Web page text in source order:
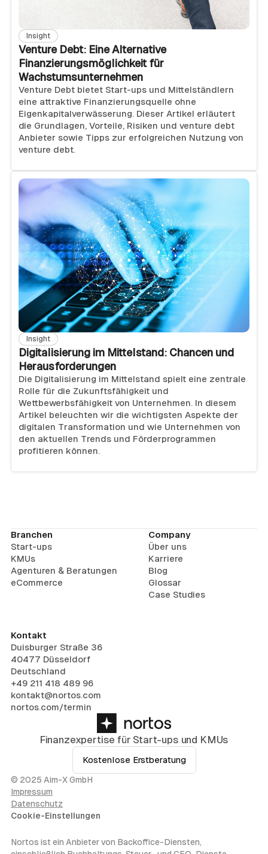
Insight
Venture Debt: Eine Alternative
Finanzierungsmöglichkeit für
Wachstumsunternehmen
Venture Debt bietet Start-ups und Mittelständlern
eine attraktive Finanzierungsquelle ohne
Eigenkapitalverwässerung. Dieser Artikel erläutert
die Grundlagen, Vorteile, Risiken und venture debt
Anbieter sowie Tipps zur erfolgreichen Nutzung von
venture debt.
Insight
Digitalisierung im Mittelstand: Chancen und
Herausforderungen
Die Digitalisierung im Mittelstand spielt eine zentrale
Rolle für die Zukunftsfähigkeit und
Wettbewerbsfähigkeit von Unternehmen. In diesem
Artikel beleuchten wir die wichtigsten Aspekte der
digitalen Transformation und wie Unternehmen von
den aktuellen Trends und Förderprogrammen
profitieren können.
Finanzexpertise für Start-ups und KMUs
Kostenlose Erstberatung
Branchen
Start-ups
KMUs
Agenturen & Beratungen
eCommerce
Company
Über uns
Karriere
Blog
Glossar
Case Studies
Kontakt
Duisburger Straße 36
40477 Düsseldorf
Deutschland
+49 211 418 489 96
kontakt@nortos.com
nortos.com/termin
© 2025 Aim-X GmbH
Impressum
Datenschutz
Cookie-Einstellungen
Nortos ist ein Anbieter von Backoffice-Diensten,